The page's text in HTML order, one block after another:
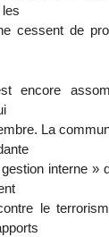
cessent de
encore
La
interne »
le